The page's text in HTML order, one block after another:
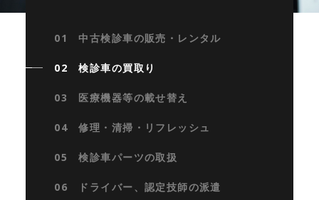
01 中古検診車の販売・レンタル
02 検診車の買取り
03 医療機器等の載せ替え
04 修理・清掃・リフレッシュ
05 検診車パーツの取扱
06 ドライバー、認定技師の派遣